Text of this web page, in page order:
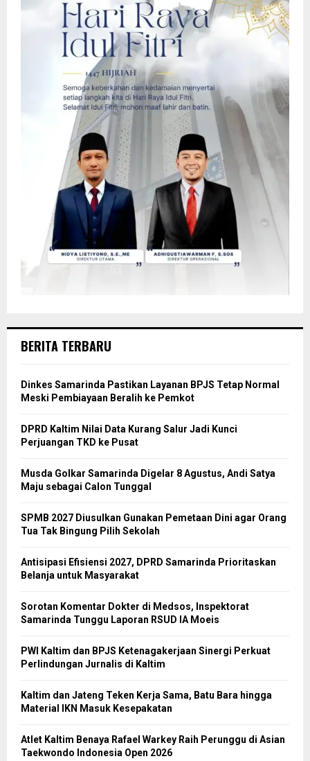
BERITA TERBARU
Dinkes Samarinda Pastikan Layanan BPJS Tetap Normal
Meski Pembiayaan Beralih ke Pemkot
DPRD Kaltim Nilai Data Kurang Salur Jadi Kunci
Perjuangan TKD ke Pusat
Musda Golkar Samarinda Digelar 8 Agustus, Andi Satya
Maju sebagai Calon Tunggal
SPMB 2027 Diusulkan Gunakan Pemetaan Dini agar Orang
Tua Tak Bingung Pilih Sekolah
Antisipasi Efisiensi 2027, DPRD Samarinda Prioritaskan
Belanja untuk Masyarakat
Sorotan Komentar Dokter di Medsos, Inspektorat
Samarinda Tunggu Laporan RSUD IA Moeis
PWI Kaltim dan BPJS Ketenagakerjaan Sinergi Perkuat
Perlindungan Jurnalis di Kaltim
Kaltim dan Jateng Teken Kerja Sama, Batu Bara hingga
Material IKN Masuk Kesepakatan
Atlet Kaltim Benaya Rafael Warkey Raih Perunggu di Asian
Taekwondo Indonesia Open 2026